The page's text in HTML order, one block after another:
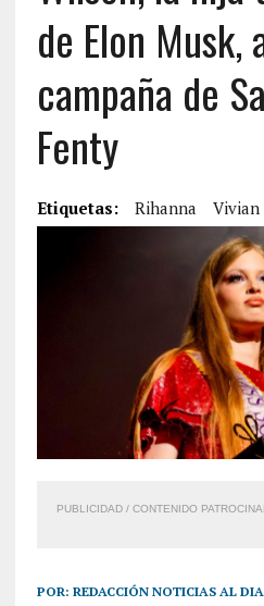
de Elon Musk,
campaña de
Fenty
Etiquetas: Rihanna Vivian
PUBLICIDAD / CONTENIDO
POR: REDACCIÓN NOTICIAS AL